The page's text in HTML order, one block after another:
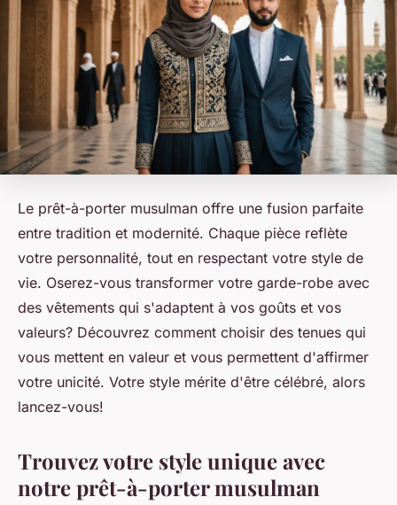
Le prêt-à-porter musulman offre une fusion parfaite
entre tradition et modernité. Chaque pièce reflète
votre personnalité, tout en respectant votre style de
vie. Oserez-vous transformer votre garde-robe avec
des vêtements qui s'adaptent à vos goûts et vos
valeurs? Découvrez comment choisir des tenues qui
vous mettent en valeur et vous permettent d'affirmer
votre unicité. Votre style mérite d'être célébré, alors
lancez-vous!
Trouvez votre style unique avec
notre prêt-à-porter musulman